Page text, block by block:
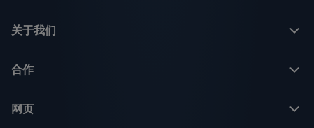
关于我们
合作
网页